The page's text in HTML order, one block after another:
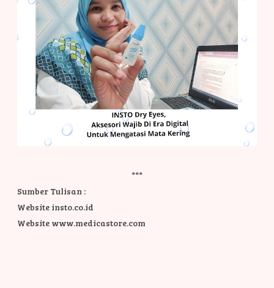
***
Sumber Tulisan :
Website insto.co.id
Website www.medicastore.com